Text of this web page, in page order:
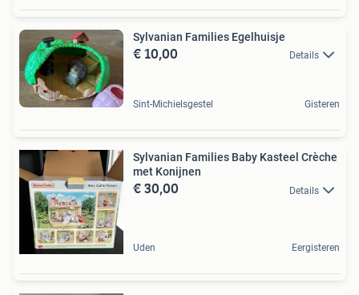
Sylvanian Families Egelhuisje
€ 10,00 Details
Sint-Michielsgestel Gisteren
Sylvanian Families Baby Kasteel Crèche
met Konijnen
€ 30,00 Details
Uden Eergisteren